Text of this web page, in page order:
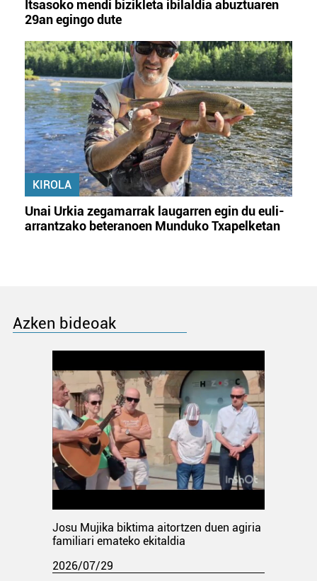
Itsasoko mendi bizikleta ibilaldia abuztuaren
29an egingo dute
KIROLA
Unai Urkia zegamarrak laugarren egin du euli-
arrantzako beteranoen Munduko Txapelketan
Azken bideoak
Josu Mujika biktima aitortzen duen agiria
familiari emateko ekitaldia
2026/07/29